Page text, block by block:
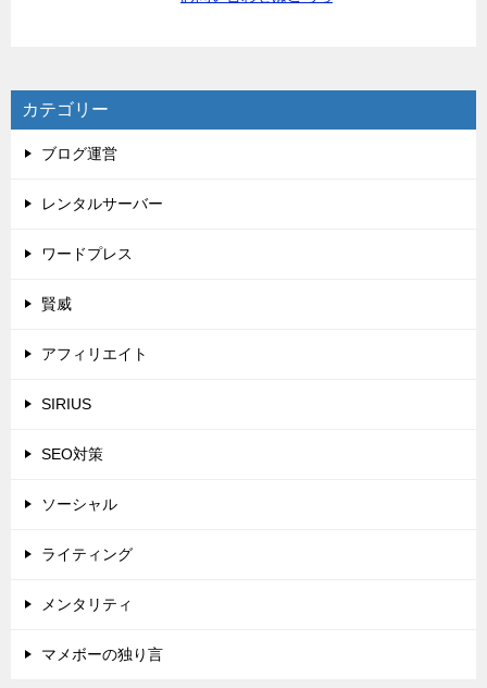
カテゴリー
ブログ運営
レンタルサーバー
ワードプレス
賢威
アフィリエイト
SIRIUS
SEO対策
ソーシャル
ライティング
メンタリティ
マメボーの独り言